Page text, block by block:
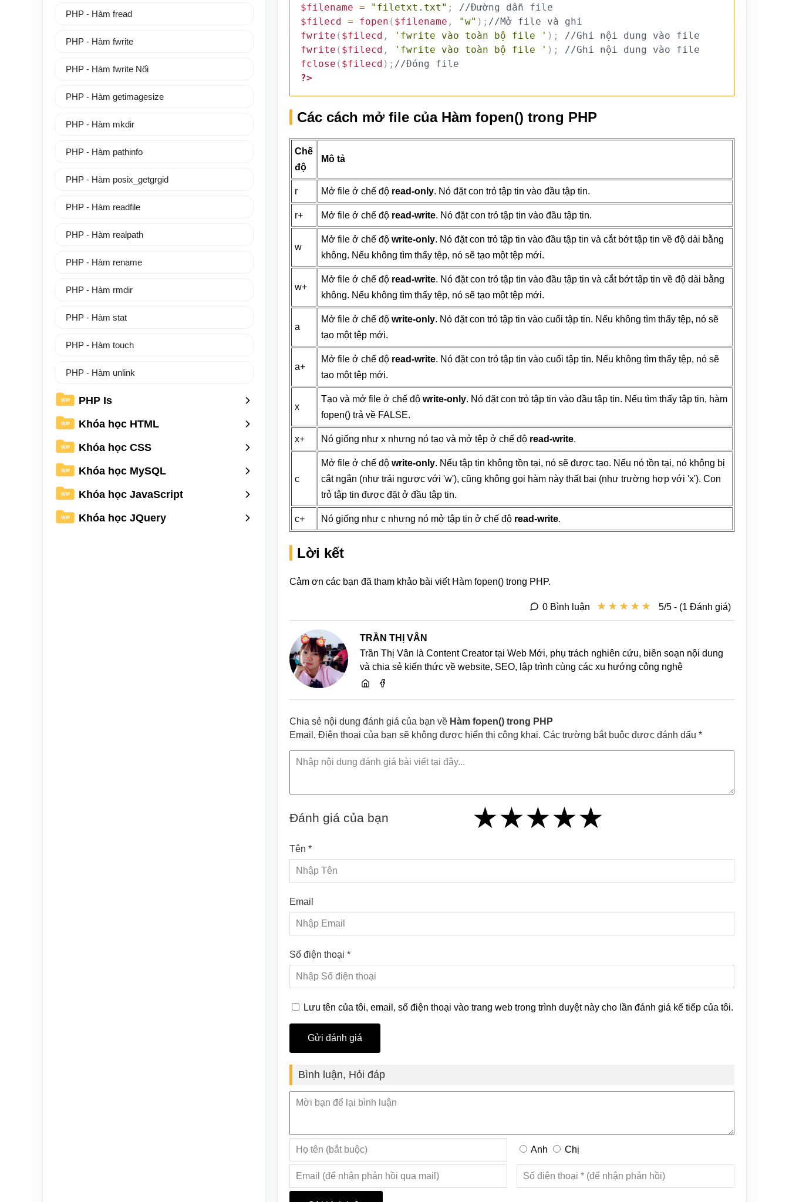
$filename = "filetxt.txt" ;
//Đường dẫn file
$filecd = fopen ( $filename , "w" ) ; //Mở file và ghi
fwrite ( $filecd , 'fwrite vào toàn bộ file ' ) ;
//Ghi nội dung vào file
fwrite ( $filecd , 'fwrite vào toàn bộ file ' ) ;
//Ghi nội dung vào file
fclose ( $filecd ) ; //Đóng file
?>
Các cách mở file của Hàm fopen() trong PHP
Chế
độ
Mô tả
r Mở file ở chế độ read-only. Nó đặt con trỏ tập tin vào đầu tập tin.
r+ Mở file ở chế độ read-write. Nó đặt con trỏ tập tin vào đầu tập tin.
w
Mở file ở chế độ write-only. Nó đặt con trỏ tập tin vào đầu tập tin và cắt bớt tập tin về độ dài bằng
không. Nếu không tìm thấy tệp, nó sẽ tạo một tệp mới.
w+
Mở file ở chế độ read-write. Nó đặt con trỏ tập tin vào đầu tập tin và cắt bớt tập tin về độ dài bằng
không. Nếu không tìm thấy tệp, nó sẽ tạo một tệp mới.
a
Mở file ở chế độ write-only. Nó đặt con trỏ tập tin vào cuối tập tin. Nếu không tìm thấy tệp, nó sẽ
tạo một tệp mới.
a+
Mở file ở chế độ read-write. Nó đặt con trỏ tập tin vào cuối tập tin. Nếu không tìm thấy tệp, nó sẽ
tạo một tệp mới.
x
Tạo và mở file ở chế độ write-only. Nó đặt con trỏ tập tin vào đầu tập tin. Nếu tìm thấy tập tin, hàm
fopen() trả về FALSE.
x+ Nó giống như x nhưng nó tạo và mở tệp ở chế độ read-write.
c
Mở file ở chế độ write-only. Nếu tập tin không tồn tại, nó sẽ được tạo. Nếu nó tồn tại, nó không bị
cắt ngắn (như trái ngược với 'w'), cũng không gọi hàm này thất bại (như trường hợp với 'x'). Con
trỏ tập tin được đặt ở đầu tập tin.
c+ Nó giống như c nhưng nó mở tập tin ở chế độ read-write.
Lời kết
Cảm ơn các bạn đã tham khảo bài viết Hàm fopen() trong PHP.
★ ★ ★ ★ ★
★ ★ ★ ★ ★ 5/5 - (1 Đánh giá)
0 Bình luận
TRẦN THỊ VÂN
Trần Thị Vân là Content Creator tại Web Mới, phụ trách nghiên cứu, biên soạn nội dung
và chia sẻ kiến thức về website, SEO, lập trình cùng các xu hướng công nghệ
Chia sẻ nội dung đánh giá của bạn về Hàm fopen() trong PHP
Email, Điện thoại của bạn sẽ không được hiển thị công khai. Các trường bắt buộc được đánh dấu *
Đánh giá của bạn ★
★★
★★★
★★★★
★★★★★
Tên *
Email
Số điện thoại *
Lưu tên của tôi, email, số điện thoại vào trang web trong trình duyệt này cho lần đánh giá kế tiếp của tôi.
Bình luận, Hỏi đáp
Anh Chị
PHP - Hàm fread
PHP - Hàm fwrite
PHP - Hàm fwrite Nối
PHP - Hàm getimagesize
PHP - Hàm mkdir
PHP - Hàm pathinfo
PHP - Hàm posix_getgrgid
PHP - Hàm readfile
PHP - Hàm realpath
PHP - Hàm rename
PHP - Hàm rmdir
PHP - Hàm stat
PHP - Hàm touch
PHP - Hàm unlink
WM PHP Is
WM Khóa học HTML
WM Khóa học CSS
WM Khóa học MySQL
WM Khóa học JavaScript
WM Khóa học JQuery